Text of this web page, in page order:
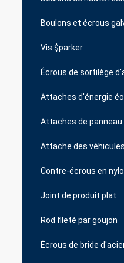
Boulons et écrous
Vis $parker
Écrous de sortilège
Attaches d'énergie
Attaches de panneau
Attache des
Contre-écrous en
Joint de produit plat
Rod fileté par goujon
Écrous de bride